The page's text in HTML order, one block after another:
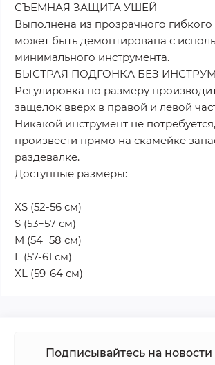
СЪЕМНАЯ ЗАЩИТА УШЕЙ
Выполнена из прозрачного гибкого
может быть демонтирована с
минимального инструмента.
БЫСТРАЯ ПОДГОНКА БЕЗ
Регулировка по размеру
защелок вверх в правой и левой
Никакой инструмент не
произвести прямо на скамейке
раздевалке.
Доступные размеры:
ХS (52-56 см)
S (53−57 см)
M (54−58 см)
L (57-61 см)
XL (59-64 см)
Подписывайтесь на новости